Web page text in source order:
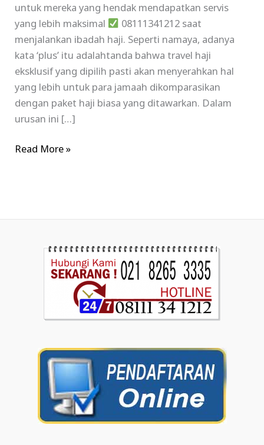
untuk mereka yang hendak mendapatkan servis
yang lebih maksimal
08111341212 saat
menjalankan ibadah haji. Seperti namaya, adanya
kata ‘plus’ itu adalahtanda bahwa travel haji
eksklusif yang dipilih pasti akan menyerahkan hal
yang lebih untuk para jamaah dikomparasikan
dengan paket haji biasa yang ditawarkan. Dalam
urusan ini […]
Read More »